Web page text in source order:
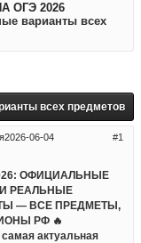
ОГЭ 2026
варианты всех
всех предметов
1
2026-06-04
ОФИЦИАЛЬНЫЕ
РЕАЛЬНЫЕ
— ВСЕ ПРЕДМЕТЫ,
РФ 🔥
актуальная